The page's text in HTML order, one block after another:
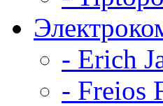
- Erich
- Freios